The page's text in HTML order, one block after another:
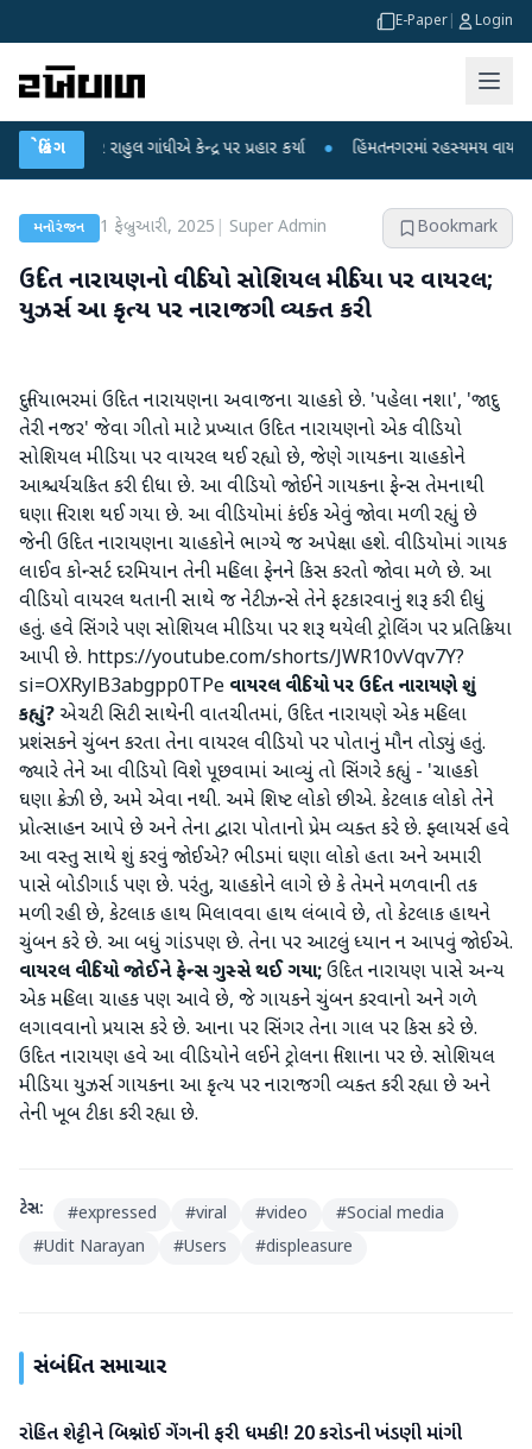
E-Paper Login
બ્રેકિંગ
પર રાહુલ ગાંધીએ કેન્દ્ર પર પ્રહાર કર્યા ● હિંમતનગરમાં રહસ્યમય વાયરસ કે
મનોરંજન 1 ફેબ્રુઆરી, 2025 Super Admin Bookmark
ઉદિત નારાયણનો વીડિયો સોશિયલ મીડિયા પર વાયરલ;
યુઝર્સ આ કૃત્ય પર નારાજગી વ્યક્ત કરી
દુનિયાભરમાં ઉદિત નારાયણના અવાજના ચાહકો છે. 'પહેલા નશા', 'જાદુ
તેરી નજર' જેવા ગીતો માટે પ્રખ્યાત ઉદિત નારાયણનો એક વીડિયો
સોશિયલ મીડિયા પર વાયરલ થઈ રહ્યો છે, જેણે ગાયકના ચાહકોને
આશ્ચર્યચકિત કરી દીધા છે. આ વીડિયો જોઈને ગાયકના ફેન્સ તેમનાથી
ઘણા નિરાશ થઈ ગયા છે. આ વીડિયોમાં કંઈક એવું જોવા મળી રહ્યું છે
જેની ઉદિત નારાયણના ચાહકોને ભાગ્યે જ અપેક્ષા હશે. વીડિયોમાં ગાયક
લાઈવ કોન્સર્ટ દરમિયાન તેની મહિલા ફેનને કિસ કરતો જોવા મળે છે. આ
વીડિયો વાયરલ થતાની સાથે જ નેટીઝન્સે તેને ફટકારવાનું શરૂ કરી દીધું
હતું. હવે સિંગરે પણ સોશિયલ મીડિયા પર શરૂ થયેલી ટ્રોલિંગ પર પ્રતિક્રિયા
આપી છે. https://youtube.com/shorts/JWR10vVqv7Y?
si=OXRylB3abgpp0TPe વાયરલ વીડિયો પર ઉદિત નારાયણે શું
કહ્યું? એચટી સિટી સાથેની વાતચીતમાં, ઉદિત નારાયણે એક મહિલા
પ્રશંસકને ચુંબન કરતા તેના વાયરલ વીડિયો પર પોતાનું મૌન તોડ્યું હતું.
જ્યારે તેને આ વીડિયો વિશે પૂછવામાં આવ્યું તો સિંગરે કહ્યું - 'ચાહકો
ઘણા ક્રેઝી છે, અમે એવા નથી. અમે શિષ્ટ લોકો છીએ. કેટલાક લોકો તેને
પ્રોત્સાહન આપે છે અને તેના દ્વારા પોતાનો પ્રેમ વ્યક્ત કરે છે. ફ્લાયર્સ હવે
આ વસ્તુ સાથે શું કરવું જોઈએ? ભીડમાં ઘણા લોકો હતા અને અમારી
પાસે બોડીગાર્ડ પણ છે. પરંતુ, ચાહકોને લાગે છે કે તેમને મળવાની તક
મળી રહી છે, કેટલાક હાથ મિલાવવા હાથ લંબાવે છે, તો કેટલાક હાથને
ચુંબન કરે છે. આ બધું ગાંડપણ છે. તેના પર આટલું ધ્યાન ન આપવું જોઈએ.
વાયરલ વીડિયો જોઈને ફેન્સ ગુસ્સે થઈ ગયા;ઉદિત નારાયણ પાસે અન્ય
એક મહિલા ચાહક પણ આવે છે, જે ગાયકને ચુંબન કરવાનો અને ગળે
લગાવવાનો પ્રયાસ કરે છે. આના પર સિંગર તેના ગાલ પર કિસ કરે છે.
ઉદિત નારાયણ હવે આ વીડિયોને લઈને ટ્રોલના નિશાના પર છે. સોશિયલ
મીડિયા યુઝર્સ ગાયકના આ કૃત્ય પર નારાજગી વ્યક્ત કરી રહ્યા છે અને
તેની ખૂબ ટીકા કરી રહ્યા છે.
ટેગ્સ: #expressed #viral #video #Social media
#Udit Narayan #Users #displeasure
સંબંધિત સમાચાર
મનોરંજન
રોહિત શેટ્ટીને બિશ્નોઈ ગેંગની ફરી ધમકી! 20 કરોડની ખંડણી માંગી